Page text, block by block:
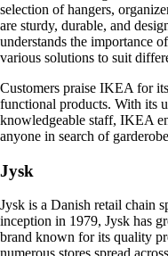
selection of hangers,
are sturdy, durable, and
understands the importance
various solutions to suit
Customers praise IKEA for
functional products. With its
knowledgeable staff, IKEA
anyone in search of
Jysk
Jysk is a Danish retail chain
inception in 1979, Jysk has
brand known for its quality